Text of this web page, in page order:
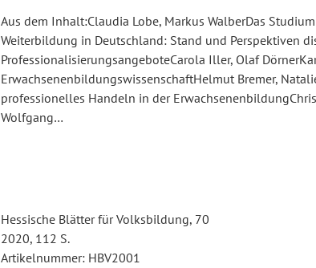
Aus dem Inhalt:Claudia Lobe, Markus WalberDas
Weiterbildung in Deutschland: Stand und Perspektiven
ProfessionalisierungsangeboteCarola Iller, Olaf
ErwachsenenbildungswissenschaftHelmut Bremer,
professionelles Handeln in der
Wolfgang…
Hessische Blätter für Volksbildung, 70
2020, 112 S.
Artikelnummer: HBV2001